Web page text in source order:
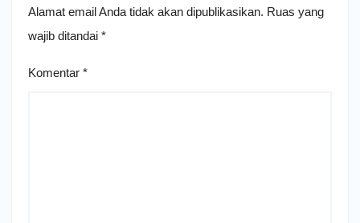
Alamat email Anda tidak akan dipublikasikan. Ruas yang
wajib ditandai *
Komentar *